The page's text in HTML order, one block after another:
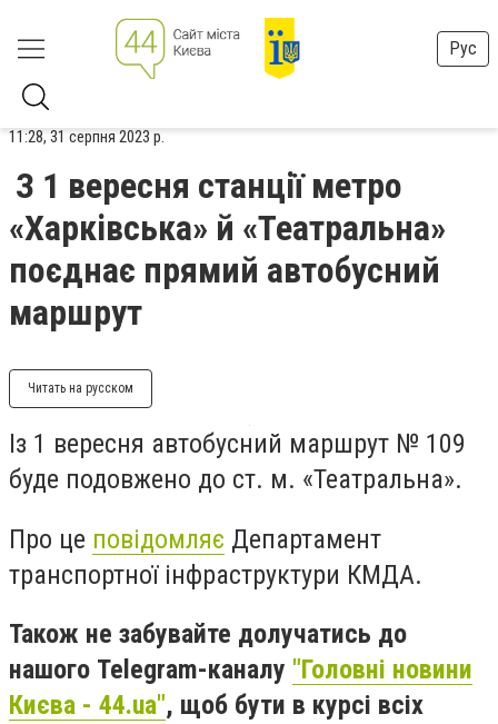
Рус
11:28, 31 серпня 2023 р.
З 1 вересня станції метро
«Харківська» й «Театральна»
поєднає прямий автобусний
маршрут
Читать на русском
Із 1 вересня автобусний маршрут № 109
буде подовжено до ст. м. «Театральна».
Про це повідомляє Департамент
транспортної інфраструктури КМДА.
Також не забувайте долучатись до
нашого Telegram-каналу "Головні новини
Києва - 44.ua", щоб бути в курсі всіх